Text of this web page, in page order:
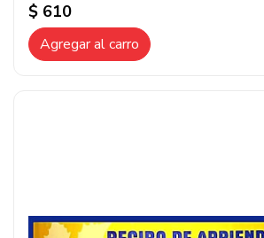
$ 610
Agregar al carro